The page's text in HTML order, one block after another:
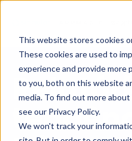
This website stores cookies
These cookies are used to
experience and provide more
to you, both on this website
media. To find out more
see our Privacy Policy.
We won't track your